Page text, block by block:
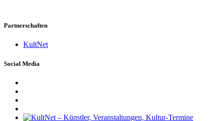
Partnerschaften
KultNet
Social Media